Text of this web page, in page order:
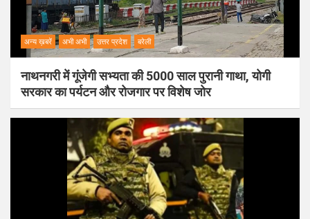
अन्य ख़बरें अभी अभी उत्तर प्रदेश बरेली
नाथनगरी में गूंजेगी सभ्यता की 5000 साल पुरानी गाथा, योगी
सरकार का पर्यटन और रोजगार पर विशेष जोर